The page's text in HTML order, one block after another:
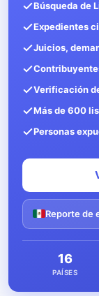
Búsqueda de
Expedientes
Juicios,
Verificación
Más de 600
Personas
Reporte de
16
PAÍSES